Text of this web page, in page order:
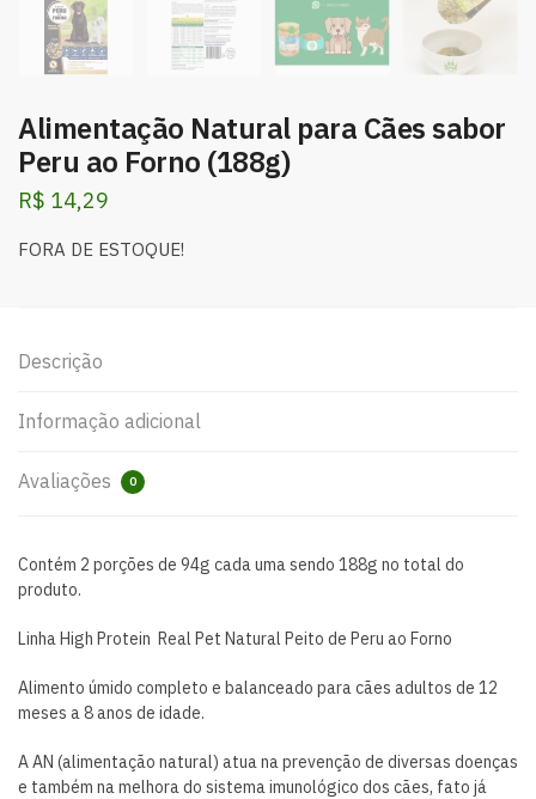
Alimentação Natural para Cães sabor
Peru ao Forno (188g)
R$ 14,29
FORA DE ESTOQUE!
Descrição
Informação adicional
Avaliações 0
Contém 2 porções de 94g cada uma sendo 188g no total do
produto.
Linha High Protein Real Pet Natural Peito de Peru ao Forno
Alimento úmido completo e balanceado para cães adultos de 12
meses a 8 anos de idade.
A AN (alimentação natural) atua na prevenção de diversas doenças
e também na melhora do sistema imunológico dos cães, fato já